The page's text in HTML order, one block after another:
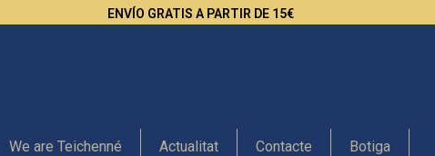
ENVÍO GRATIS A PARTIR DE 15€
We are Teichenné Actualitat Contacte Botiga